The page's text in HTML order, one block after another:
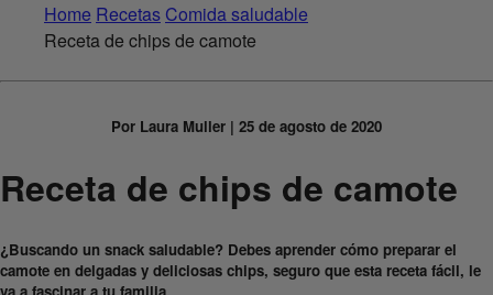
Home Recetas Comida saludable
Receta de chips de camote
Por Laura Muller | 25 de agosto de 2020
Receta de chips de camote
¿Buscando un snack saludable? Debes aprender cómo preparar el
camote en delgadas y deliciosas chips, seguro que esta receta fácil, le
va a fascinar a tu familia.